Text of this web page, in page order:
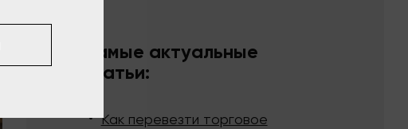
Самые актуальные
статьи:
Как перевезти торговое